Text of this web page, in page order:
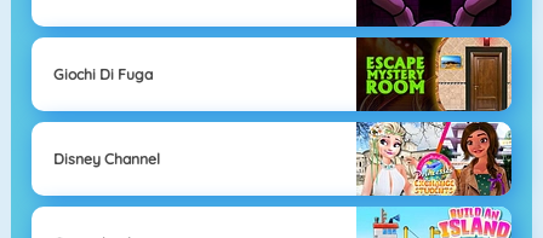
Giochi Di Fuga
Disney Channel